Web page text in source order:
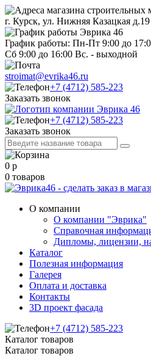
г. Курск, ул. Нижняя Казацкая д.19
График работы: Пн-Пт 9:00 до
Сб 9:00 до 16:00 Вс. - выходной
stroimat@evrika46.ru
+7 (4712) 585-223
Заказать звонок
+7 (4712) 585-223
Заказать звонок
0 р
0 товаров
О компании
О компании "Эврика"
Справочная
Дипломы, лицензии,
Каталог
Полезная информация
Галерея
Оплата и доставка
Контакты
3D проект фасада
+7 (4712) 585-223
Каталог товаров
Каталог товаров